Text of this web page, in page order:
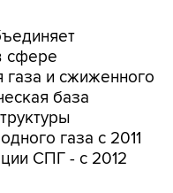
сфере
газа и сжиженного
база
газа с 2011
СПГ - с 2012